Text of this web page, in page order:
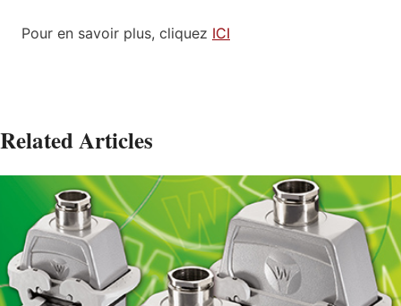
Pour en savoir plus, cliquez ICI
Related Articles